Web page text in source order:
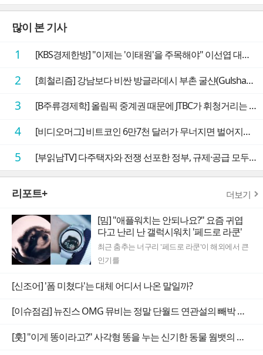
많이 본 기사
1 [KBS경제한방] "이제는 '이태원'을 주목해야" 이선엽 대표가 말하는 AI 시대 투자 성과를 가르는 지점들
2 [희철리즘] 강남보다 비싼 방글라데시 부촌 굴샨(Gulshan)의 극단적인 모습에 충격을 받다
3 [B주류경제학] 올림픽 중계권 때문에 JTBC가 휘청거리는 이유
4 [비디오머그] 비트코인 6만7천 달러가 무너지면 벌어지는 일
5 [부읽남TV] 다주택자와 전쟁 선포한 정부, 규제·공급 모두 실효성 의문
리포트+ 더보기
[밈] "애플워치는 안되나요?" 요즘 귀엽
다고 난리 난 갤럭시워치 '페드로 라쿤'
최근 춤추는 너구리 '페드로 라쿤'이 해외에서 큰
인기를
[신조어] '폼 미쳤다'는 대체 어디서 나온 말일까?
[이슈점검] 뉴진스 OMG 뮤비는 정말 단월드 연관설의 빼박 증거일까
[훗] "이게 똥이라고?" 사각형 똥을 누는 신기한 동물 웜뱃의 비밀